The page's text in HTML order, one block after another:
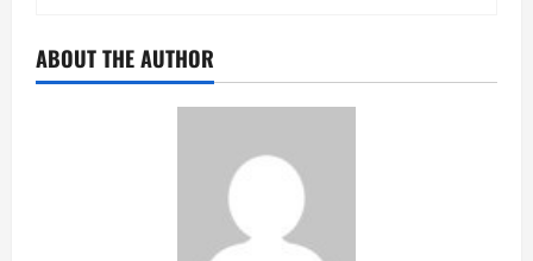
ABOUT THE AUTHOR